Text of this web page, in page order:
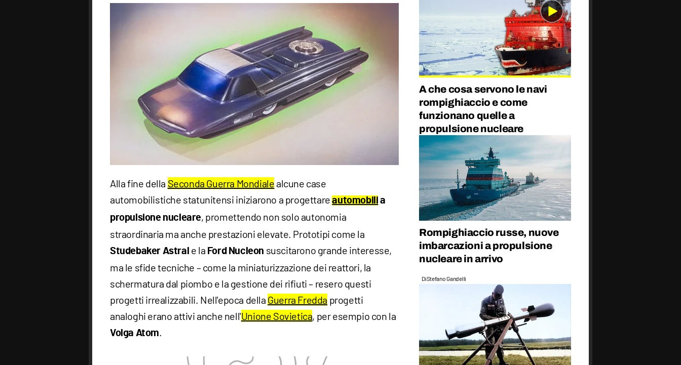
Alla fine della Seconda Guerra Mondiale alcune case
automobilistiche statunitensi iniziarono a progettareautomobili a
propulsione nucleare, promettendo non solo autonomia
straordinaria ma anche prestazioni elevate. Prototipi come la
Studebaker Astral e la Ford Nucleon suscitarono grande interesse,
ma le sfide tecniche – come la miniaturizzazione dei reattori, la
schermatura dal piombo e la gestione dei rifiuti – resero questi
progetti irrealizzabili. Nell'epoca della Guerra Fredda progetti
analoghi erano attivi anche nell'Unione Sovietica, per esempio con la
Volga Atom.
A che cosa servono le navi
rompighiaccio e come
funzionano quelle a
propulsione nucleare
Rompighiaccio russe, nuove
imbarcazioni a propulsione
nucleare in arrivo
DiStefano Gandelli